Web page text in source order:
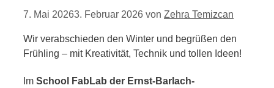
7. Mai 20263. Februar 2026 von Zehra Temizcan
Wir verabschieden den Winter und begrüßen den
Frühling – mit Kreativität, Technik und tollen Ideen!
Im School FabLab der Ernst-Barlach-